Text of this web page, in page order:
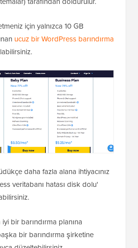
için yalnızca 10 GB
ucuz bir WordPress barındırma
daha fazla alana ihtiyacınız
veritabanı hatası disk dolu'
bir barındırma planına
bir barındırma şirketine